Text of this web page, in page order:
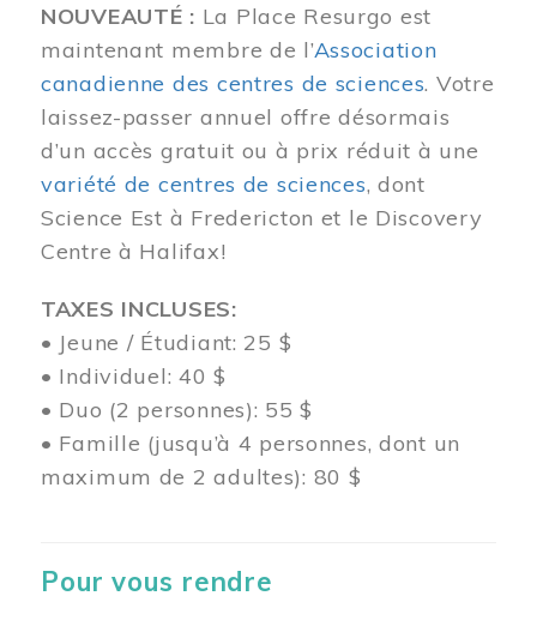
NOUVEAUTÉ : La Place Resurgo est
maintenant membre de l’Association
canadienne des centres de sciences. Votre
laissez-passer annuel offre désormais
d’un accès gratuit ou à prix réduit à une
variété de centres de sciences, dont
Science Est à Fredericton et le Discovery
Centre à Halifax!
TAXES INCLUSES:
• Jeune / Étudiant: 25 $
• Individuel: 40 $
• Duo (2 personnes): 55 $
• Famille (jusqu’à 4 personnes, dont un
maximum de 2 adultes): 80 $
Pour vous rendre